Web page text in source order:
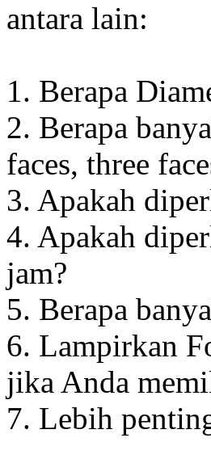
antara lain:
1. Berapa
2. Berapa
faces, three
3. Apakah
4. Apakah
jam?
5. Berapa
6. Lampirkan
jika Anda
7. Lebih